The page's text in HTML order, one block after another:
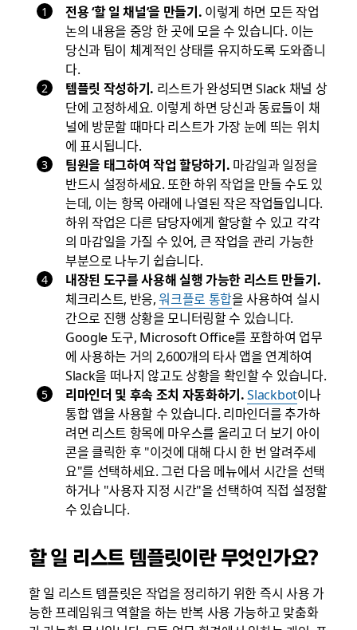
전용 ‘할 일 채널’을 만들기. 이렇게 하면 모든 작업
논의 내용을 중앙 한 곳에 모을 수 있습니다. 이는
당신과 팀이 체계적인 상태를 유지하도록 도와줍니
다.
템플릿 작성하기. 리스트가 완성되면 Slack 채널 상
단에 고정하세요. 이렇게 하면 당신과 동료들이 채
널에 방문할 때마다 리스트가 가장 눈에 띄는 위치
에 표시됩니다.
팀원을 태그하여 작업 할당하기. 마감일과 일정을
반드시 설정하세요. 또한 하위 작업을 만들 수도 있
는데, 이는 항목 아래에 나열된 작은 작업들입니다.
하위 작업은 다른 담당자에게 할당할 수 있고 각각
의 마감일을 가질 수 있어, 큰 작업을 관리 가능한
부분으로 나누기 쉽습니다.
내장된 도구를 사용해 실행 가능한 리스트 만들기.
체크리스트, 반응,워크플로 통합을 사용하여 실시
간으로 진행 상황을 모니터링할 수 있습니다.
Google 도구, Microsoft Office를 포함하여 업무
에 사용하는 거의 2,600개의 타사 앱을 연계하여
Slack을 떠나지 않고도 상황을 확인할 수 있습니다.
리마인더 및 후속 조치 자동화하기.Slackbot이나
통합 앱을 사용할 수 있습니다. 리마인더를 추가하
려면 리스트 항목에 마우스를 올리고 더 보기 아이
콘을 클릭한 후 "이것에 대해 다시 한 번 알려주세
요"를 선택하세요. 그런 다음 메뉴에서 시간을 선택
하거나 "사용자 지정 시간"을 선택하여 직접 설정할
수 있습니다.
할 일 리스트 템플릿이란 무엇인가요?
할 일 리스트 템플릿은 작업을 정리하기 위한 즉시 사용 가
능한 프레임워크 역할을 하는 반복 사용 가능하고 맞춤화